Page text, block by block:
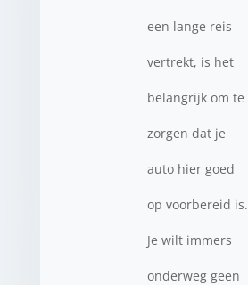
een lange reis
vertrekt, is het
belangrijk om te
zorgen dat je
auto hier goed
op voorbereid is.
Je wilt immers
onderweg geen